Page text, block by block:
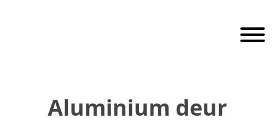
Toggle
RechtsAluminium deur